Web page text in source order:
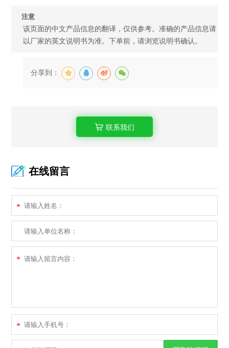
注意
该页面的中文产品信息的翻译，仅供参考。准确的产品信息请
以厂家的英文说明书为准。下单前，请浏览说明书确认。
分享到：
联系我们
在线留言
*
*
*